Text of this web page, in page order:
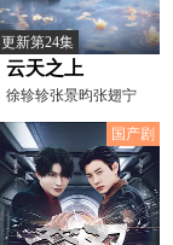
更新第24集
云天之上
徐轸轸张景昀张翅宁
玥赵垣又李卿尔张睿
怡
国产剧